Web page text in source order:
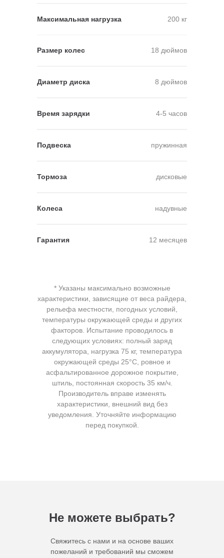
Максимальная нагрузка 200 кг
18 дюймов
Размер колес
8 дюймов
Диаметр диска
4-5 часов
Время зарядки
пружинная
Подвеска
дисковые
Тормоза
Колеса
Гарантия
надувные
12 месяцев
* Указаны максимально возможные
характеристики, зависящие от веса райдера,
рельефа местности, погодных условий,
температуры окружающей среды и других
факторов. Испытание проводилось в
следующих условиях: полный заряд
аккумулятора, нагрузка 75 кг, температура
окружающей среды 25°C, ровное и
асфальтированное дорожное покрытие,
штиль, постоянная скорость 35 км/ч.
Производитель вправе изменять
характеристики, внешний вид без
уведомления. Уточняйте информацию
перед покупкой.
Не можете выбрать?
Свяжитесь с нами и на основе ваших
пожеланий и требований мы сможем